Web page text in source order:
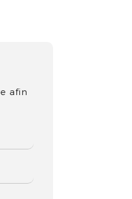
afin